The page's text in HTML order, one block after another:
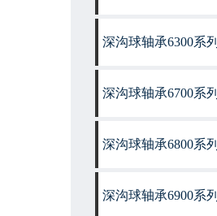
深沟球轴承6300系列
深沟球轴承6700系列
深沟球轴承6800系列
深沟球轴承6900系列